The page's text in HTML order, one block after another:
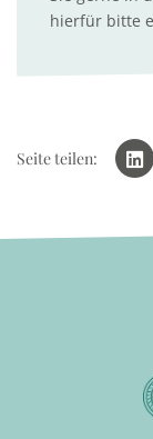
hierfür bitte
Seite teilen: